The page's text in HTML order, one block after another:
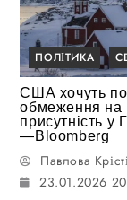
ПОЛІТИКА
США хочуть
обмеження на
присутність у
—Bloomberg
Павлова
23.01.2026